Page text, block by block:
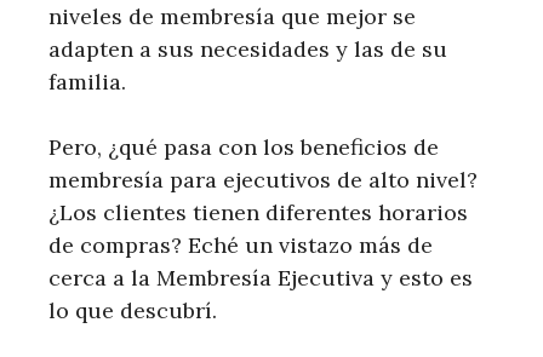
niveles de membresía que mejor se
adapten a sus necesidades y las de su
familia.
Pero, ¿qué pasa con los beneficios de
membresía para ejecutivos de alto nivel?
¿Los clientes tienen diferentes horarios
de compras? Eché un vistazo más de
cerca a la Membresía Ejecutiva y esto es
lo que descubrí.